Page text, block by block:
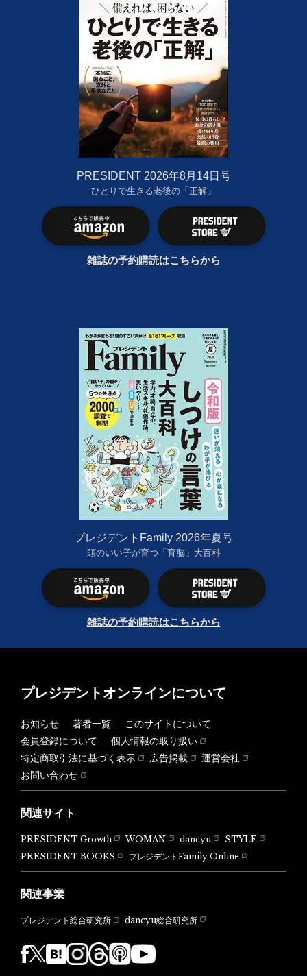
PRESIDENT 2026年8月14日号
ひとりで生きる老後の「正解」
雑誌の予約購読はこちらから
プレジデントFamily 2026年夏号
頭のいい子が育つ「育脳」大百科
雑誌の予約購読はこちらから
プレジデントオンラインについて
お知らせ 著者一覧
このサイトについて
会員登録について
個人情報の取り扱い
特定商取引法に基づく表示
広告掲載
運営会社
お問い合わせ
関連サイト
PRESIDENT Growth WOMAN dancyu
STYLE
PRESIDENT BOOKS
プレジデントFamily Online
関連事業
プレジデント総合研究所 dancyu総合研究所